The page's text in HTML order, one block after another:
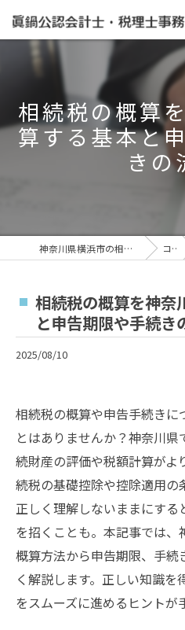
相続税の概算
算する基本と
きの
神奈川県横浜市の相続なら眞鍋泰治税理士事務所 コラム
相続税の概算を神奈
と申告期限や手続き
2025/08/10
相続税の概算や申告手続きに
とはありませんか？神奈川
続財産の評価や税額計算がよ
続税の基礎控除や控除適用の
正しく理解しないままにす
を招くことも。本記事では
概算方法から申告期限、手
く解説します。正しい知識を
をスムーズに進めるヒントが